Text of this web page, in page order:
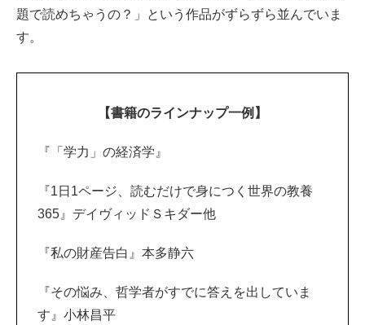
題で読めちゃうの？」という作品がずらずら並んでいま
す。
【書籍のラインナップ一例】
『「学力」の経済学』
『1日1ページ、読むだけで身につく世界の教養
365』デイヴィッドＳキダー他
『私の財産告白』本多静六
『その悩み、哲学者がすでに答えを出していま
す』小林昌平